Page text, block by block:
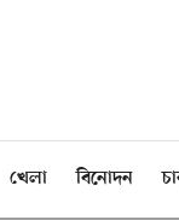
খেলা বিনোদন